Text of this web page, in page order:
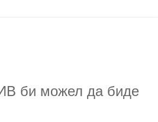
би можел да биде